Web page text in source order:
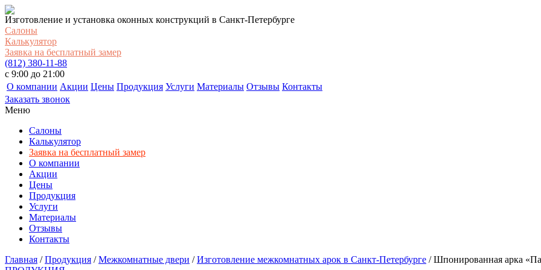
Изготовление и установка оконных конструкций в Санкт-Петербурге
Салоны
Калькулятор
Заявка на бесплатный замер
(812) 380-11-88
c 9:00 до 21:00
О компании Акции Цены Продукция Услуги Материалы Отзывы Контакты
Заказать звонок
Меню
Салоны
Калькулятор
Заявка на бесплатный замер
О компании
Акции
Цены
Продукция
Услуги
Материалы
Отзывы
Контакты
Главная /Продукция /Межкомнатные двери /Изготовление межкомнатных арок в Санкт-Петербурге /Шпонированная арка